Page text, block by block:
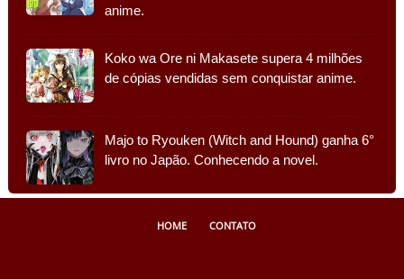
anime.
Koko wa Ore ni Makasete supera 4 milhões
de cópias vendidas sem conquistar anime.
Majo to Ryouken (Witch and Hound) ganha 6°
livro no Japão. Conhecendo a novel.
HOME CONTATO